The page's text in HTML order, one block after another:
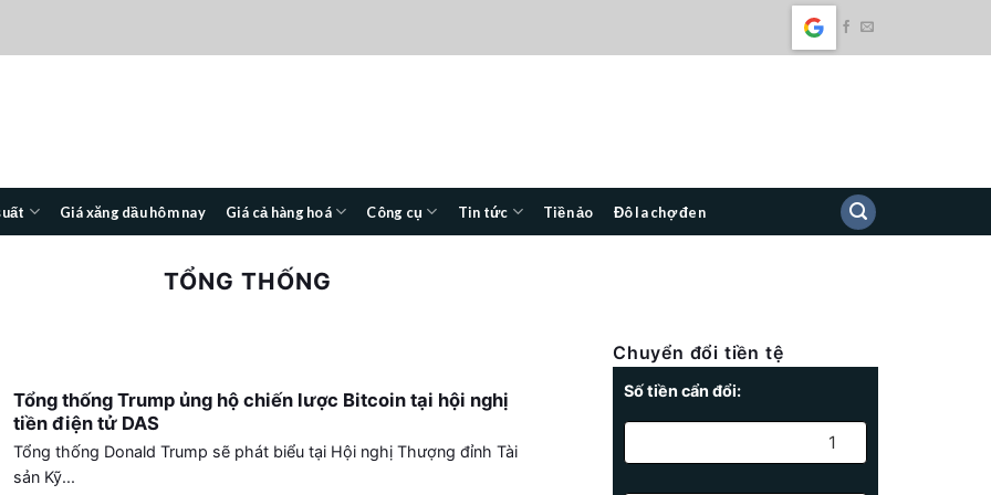
Giá xăng dầu hôm nay Giá cả hàng hoá Công cụ Tin tức Tiền ảo Đô la chợ đen
TỔNG THỐNG
Tổng thống Trump ủng hộ chiến lược Bitcoin tại hội nghị
tiền điện tử DAS
Tổng thống Donald Trump sẽ phát biểu tại Hội nghị Thượng đỉnh Tài
sản Kỹ...
Chuyển đổi tiền tệ
Số tiền cẩn đổi: